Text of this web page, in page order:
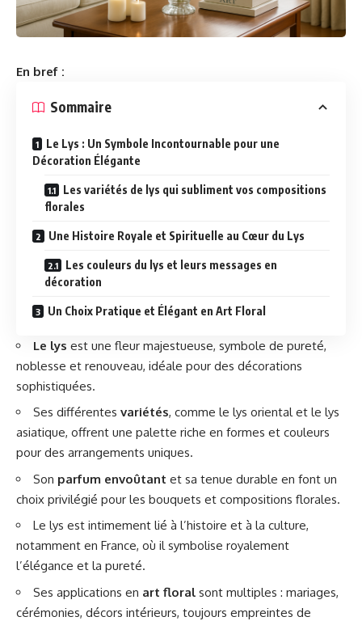
En bref :
Sommaire
Le Lys : Un Symbole Incontournable pour une
Décoration Élégante
Les variétés de lys qui subliment vos compositions
florales
Une Histoire Royale et Spirituelle au Cœur du Lys
Les couleurs du lys et leurs messages en
décoration
Un Choix Pratique et Élégant en Art Floral
Le lys est une fleur majestueuse, symbole de pureté,
noblesse et renouveau, idéale pour des décorations
sophistiquées.
Ses différentes variétés, comme le lys oriental et le lys
asiatique, offrent une palette riche en formes et couleurs
pour des arrangements uniques.
Son parfum envoûtant et sa tenue durable en font un
choix privilégié pour les bouquets et compositions florales.
Le lys est intimement lié à l’histoire et à la culture,
notamment en France, où il symbolise royalement
l’élégance et la pureté.
Ses applications en art floral sont multiples : mariages,
cérémonies, décors intérieurs, toujours empreintes de